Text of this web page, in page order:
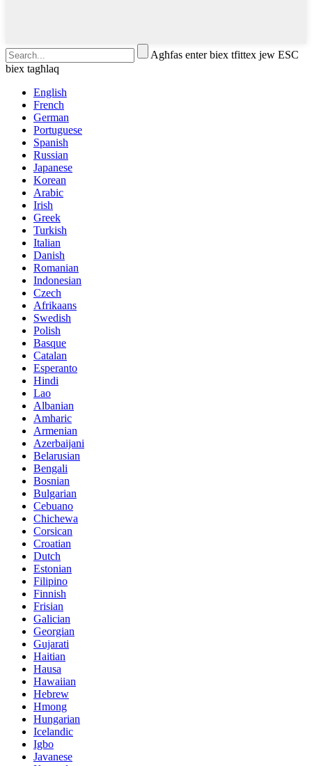
Agħfas enter biex tfittex jew ESC
biex tagħlaq
English
French
German
Portuguese
Spanish
Russian
Japanese
Korean
Arabic
Irish
Greek
Turkish
Italian
Danish
Romanian
Indonesian
Czech
Afrikaans
Swedish
Polish
Basque
Catalan
Esperanto
Hindi
Lao
Albanian
Amharic
Armenian
Azerbaijani
Belarusian
Bengali
Bosnian
Bulgarian
Cebuano
Chichewa
Corsican
Croatian
Dutch
Estonian
Filipino
Finnish
Frisian
Galician
Georgian
Gujarati
Haitian
Hausa
Hawaiian
Hebrew
Hmong
Hungarian
Icelandic
Igbo
Javanese